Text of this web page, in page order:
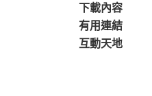
下載內容
有用連結
互動天地